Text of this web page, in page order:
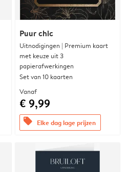
Puur chic
Uitnodigingen | Premium kaart
met keuze uit 3
papierafwerkingen
Set van 10 kaarten
Vanaf
€ 9,99
offers Elke dag lage prijzen